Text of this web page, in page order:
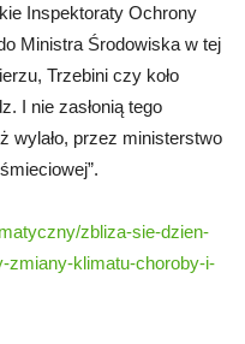
Inspektoraty Ochrony
Ministra Środowiska w tej
Trzebini czy koło
I nie zasłonią tego
wylało, przez ministerstwo
zbliza-sie-dzien-
zmiany-klimatu-choroby-i-